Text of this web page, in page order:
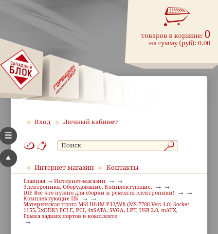
товаров в корзине: 0
на сумму (руб):0.00
Вход Личный кабинет
Интернет-магазин Контакты
Главная
Интернет-магазин
Электроника. Оборудование. Комплектующие.
DIY Все что нужно для сборки и ремонта электроники!
Комплектующие ПК
Материнская плата MSI H61M-P32/W8 (MS-7788 Ver: 4.0) Socket
1155, 2xDDR3 PCI-E, PCI, 4xSATA, SVGA, LPT, USB 2.0, mATX,
Рамка задних портов в комплекте